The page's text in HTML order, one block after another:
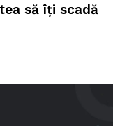
să îți scadă